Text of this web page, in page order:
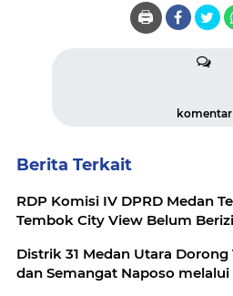
🖨️
komentar
Berita Terkait
RDP Komisi IV DPRD Medan
Tembok City View Belum
Distrik 31 Medan Utara
dan Semangat Naposo